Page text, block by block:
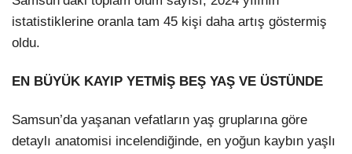
istatistiklerine oranla tam 45 kişi daha artış göstermiş
oldu.
EN BÜYÜK KAYIP YETMİŞ BEŞ YAŞ VE ÜSTÜNDE
Samsun’da yaşanan vefatların yaş gruplarına göre
detaylı anatomisi incelendiğinde, en yoğun kaybın yaşlı